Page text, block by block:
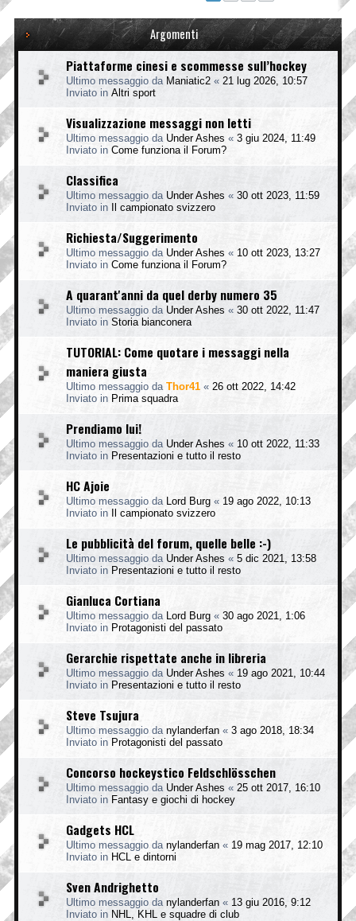
Argomenti
Piattaforme cinesi e scommesse sull’hockey
Ultimo messaggio da Maniatic2 « 21 lug 2026, 10:57
Inviato in Altri sport
Visualizzazione messaggi non letti
Ultimo messaggio da Under Ashes « 3 giu 2024, 11:49
Inviato in Come funziona il Forum?
Classifica
Ultimo messaggio da Under Ashes « 30 ott 2023, 11:59
Inviato in
Il campionato svizzero
Richiesta/Suggerimento
Ultimo messaggio da Under Ashes « 10 ott 2023, 13:27
Inviato in Come funziona il Forum?
A quarant'anni da quel derby numero 35
Ultimo messaggio da Under Ashes « 30 ott 2022, 11:47
Inviato in Storia bianconera
TUTORIAL: Come quotare i messaggi nella
maniera giusta
Ultimo messaggio da Thor41 « 26 ott 2022, 14:42
Inviato in Prima squadra
Prendiamo lui!
Ultimo messaggio da Under Ashes « 10 ott 2022, 11:33
Inviato in Presentazioni e tutto il resto
HC Ajoie
Ultimo messaggio da Lord Burg « 19 ago 2022, 10:13
Inviato in
Il campionato svizzero
Le pubblicità del forum, quelle belle :-)
Ultimo messaggio da Under Ashes « 5 dic 2021, 13:58
Inviato in Presentazioni e tutto il resto
Gianluca Cortiana
Ultimo messaggio da Lord Burg « 30 ago 2021, 1:06
Inviato in Protagonisti del passato
Gerarchie rispettate anche in libreria
Ultimo messaggio da Under Ashes « 19 ago 2021, 10:44
Inviato in Presentazioni e tutto il resto
Steve Tsujura
Ultimo messaggio da nylanderfan « 3 ago 2018, 18:34
Inviato in Protagonisti del passato
Concorso hockeystico Feldschlösschen
Ultimo messaggio da Under Ashes « 25 ott 2017, 16:10
Inviato in Fantasy e giochi di hockey
Gadgets HCL
Ultimo messaggio da nylanderfan « 19 mag 2017, 12:10
Inviato in HCL e dintorni
Sven Andrighetto
Ultimo messaggio da nylanderfan « 13 giu 2016, 9:12
Inviato in NHL, KHL e squadre di club